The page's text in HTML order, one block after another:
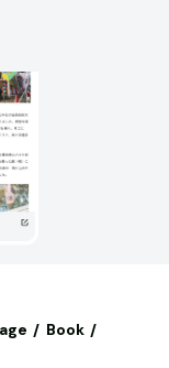
Book